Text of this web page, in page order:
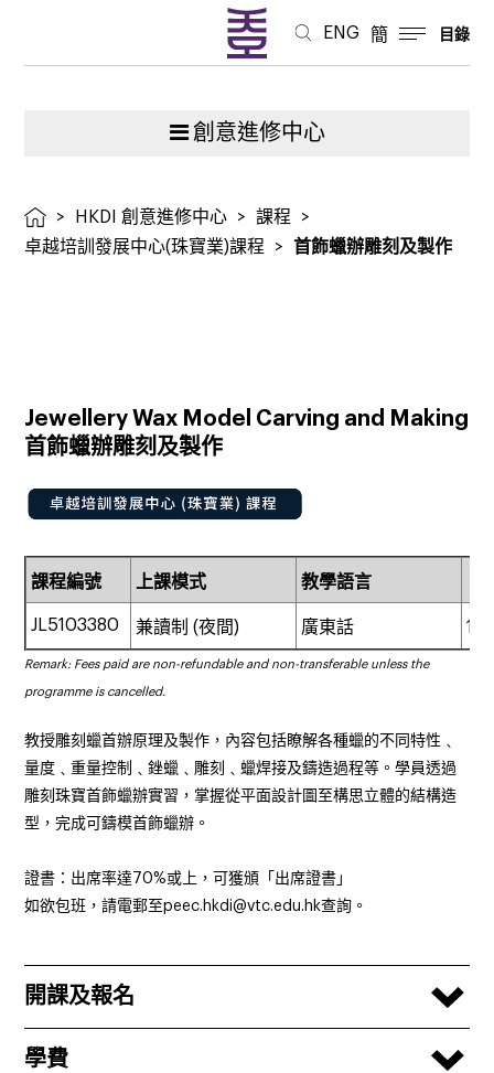
ENG 簡 目錄
創意進修中心
> HKDI 創意進修中心 > 課程
>
卓越培訓發展中心(珠寶業)課程
> 首飾蠟辦雕刻及製作
Jewellery Wax Model Carving and Making
首飾蠟辦雕刻及製作
課程編號 上課模式 教學語言
JL5103380 兼讀制 (夜間) 廣東話 18
Remark: Fees paid are non-refundable and non-transferable unless the
programme is cancelled.
教授雕刻蠟首辦原理及製作 ，內容包括瞭解各種蠟的不同特性 ﹑
量度 ﹑重量控制 ﹑銼蠟 ﹑雕刻 ﹑蠟焊接及鑄造過程等 。學員透過
雕刻珠寶首飾蠟辦實習 ，掌握從平面設計圖至構思立體的結構造
型 ，完成可鑄模首飾蠟辦。
證書：出席率達 70%或上，可獲頒「出席證書」
如欲包班，請電郵至peec.hkdi@vtc.edu.hk查詢。
開課及報名
學費